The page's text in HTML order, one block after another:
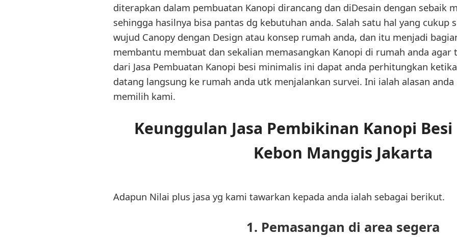
diterapkan dalam pembuatan Kanopi dirancang dan diDesain dengan sebaik
sehingga hasilnya bisa pantas dg kebutuhan anda. Salah satu hal yang cukup
wujud Canopy dengan Design atau konsep rumah anda, dan itu menjadi
membantu membuat dan sekalian memasangkan Kanopi di rumah anda agar
dari Jasa Pembuatan Kanopi besi minimalis ini dapat anda perhitungkan
datang langsung ke rumah anda utk menjalankan survei. Ini ialah alasan anda
memilih kami.
Keunggulan Jasa Pembikinan Kanopi
Kebon Manggis Jakarta
Adapun Nilai plus jasa yg kami tawarkan kepada anda ialah sebagai berikut.
1. Pemasangan di area segera